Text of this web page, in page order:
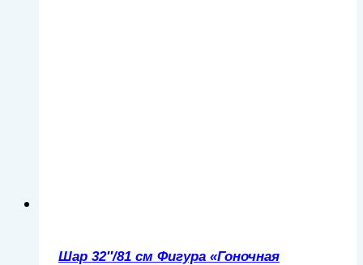
Шар 32″/81 см Фигура «Гоночная